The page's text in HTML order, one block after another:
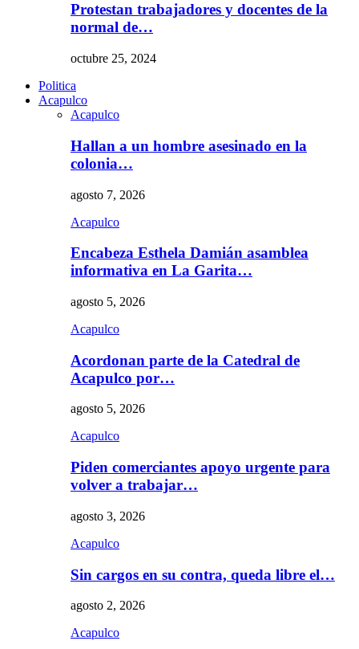
Protestan trabajadores y docentes de la
normal de…
octubre 25, 2024
Politica
Acapulco
Acapulco
Hallan a un hombre asesinado en la
colonia…
agosto 7, 2026
Acapulco
Encabeza Esthela Damián asamblea
informativa en La Garita…
agosto 5, 2026
Acapulco
Acordonan parte de la Catedral de
Acapulco por…
agosto 5, 2026
Acapulco
Piden comerciantes apoyo urgente para
volver a trabajar…
agosto 3, 2026
Acapulco
Sin cargos en su contra, queda libre el…
agosto 2, 2026
Acapulco